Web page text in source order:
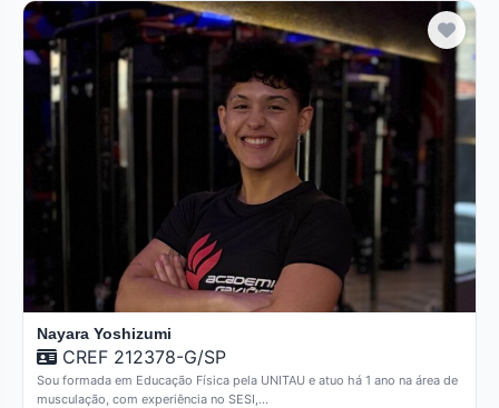
Nayara Yoshizumi
CREF 212378-G/SP
Sou formada em Educação Física pela UNITAU e atuo há 1 ano na área de
musculação, com experiência no SESI,…